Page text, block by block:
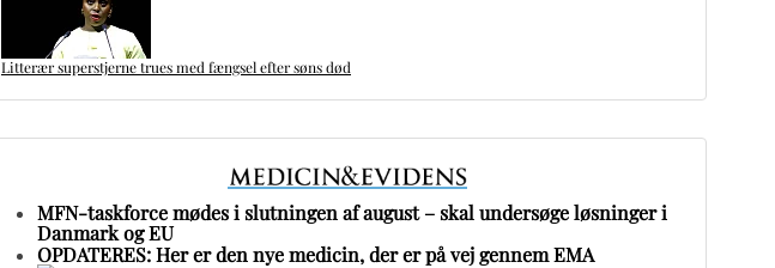
Litterær superstjerne trues med fængsel efter søns død
MFN-taskforce mødes i slutningen af august – skal undersøge løsninger i
Danmark og EU
OPDATERES: Her er den nye medicin, der er på vej gennem EMA